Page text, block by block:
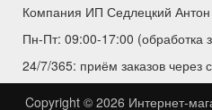
Компания ИП Седлецкий Антон
Пн-Пт: 09:00-17:00 (обработка
24/7/365: приём заказов через
Copyright © 2026 Интернет-